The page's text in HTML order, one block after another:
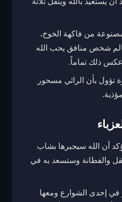
من فاكهة الخوخ،
شخص منافق يحب الله
عكس ذلك تماماً.
تؤول بأن الرائي مسحور
أن الله سيجبرها بشاب
والفطانة وستسعد به في
في إحدى الشوارع ومعها